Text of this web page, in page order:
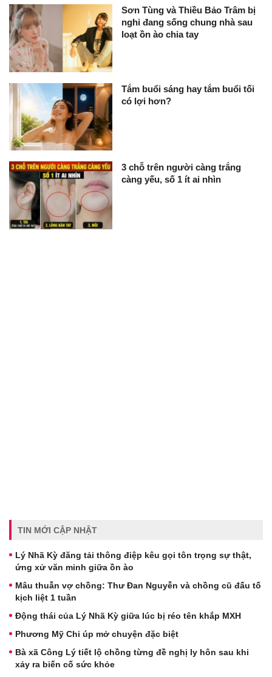
Sơn Tùng và Thiều Bảo Trâm bị
nghi đang sống chung nhà sau
loạt ồn ào chia tay
Tắm buổi sáng hay tắm buổi tối
có lợi hơn?
3 chỗ trên người càng trắng
càng yếu, số 1 ít ai nhìn
TIN MỚI CẬP NHẬT
Lý Nhã Kỳ đăng tải thông điệp kêu gọi tôn trọng sự thật,
ứng xử văn minh giữa ồn ào
Mâu thuẫn vợ chồng: Thư Đan Nguyễn và chồng cũ đấu tố
kịch liệt 1 tuần
Động thái của Lý Nhã Kỳ giữa lúc bị réo tên khắp MXH
Phương Mỹ Chi úp mở chuyện đặc biệt
Bà xã Công Lý tiết lộ chồng từng đề nghị ly hôn sau khi
xảy ra biến cố sức khỏe